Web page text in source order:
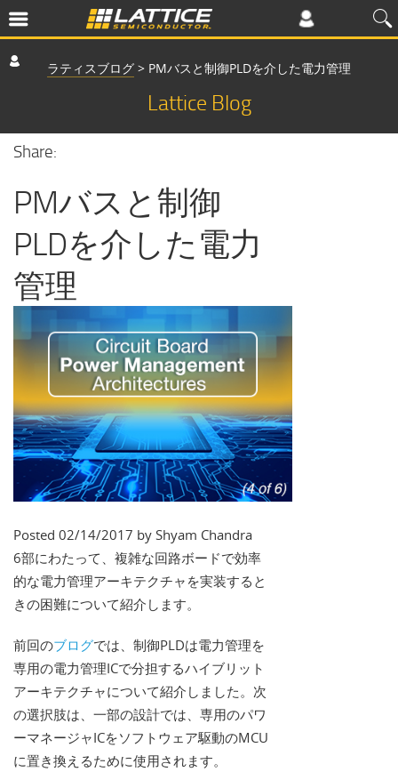
ラティスブログ > PMバスと制御PLDを介した電力管理
Lattice Blog
Share:
PMバスと制御
PLDを介した電力
管理
Posted 02/14/2017 by Shyam Chandra
6部にわたって、複雑な回路ボードで効率
的な電力管理アーキテクチャを実装すると
きの困難について紹介します。
前回のブログでは、制御PLDは電力管理を
専用の電力管理ICで分担するハイブリット
アーキテクチャについて紹介しました。次
の選択肢は、一部の設計では、専用のパワ
ーマネージャICをソフトウェア駆動のMCU
に置き換えるために使用されます。